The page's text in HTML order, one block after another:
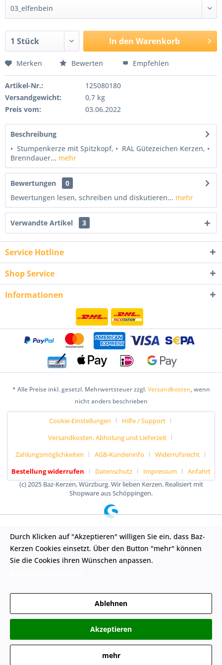
In den Warenkorb
Merken Bewerten Empfehlen
Artikel-Nr.:
125080180
Versandgewicht:
0,7 kg
Preis vom:
03.06.2022
Beschreibung
• Stumpenkerze mit Spitzkopf, • RAL Gütezeichen Kerzen, •
Brenndauer... mehr
Bewertungen
0
Bewertungen lesen, schreiben und diskutieren... mehr
Verwandte Artikel 3
Service Hotline
Shop Service
Informationen
* Alle Preise inkl. gesetzl. Mehrwertsteuer zzgl.Versandkosten, wenn
nicht anders beschrieben
Cookie-Einstellungen
Hilfe / Support
Versandkosten, Abholung und Lieferzeit
Zahlungsmöglichkeiten
AGB-Kundeninfo
Widerrufsrecht
Bestellung widerrufen
Datenschutz Impressum
Anfahrt
(c) 2025 Baz-Kerzen, Würzburg. Wir lieben Kerzen. Realisiert mit
Shopware aus Schöppingen.
Durch Klicken auf "Akzeptieren" willigen Sie ein, dass Baz-
Kerzen Cookies einsetzt. Über den Button "mehr" können
Sie die Cookies ihren Wünschen anpassen.
Ablehnen
Akzeptieren
mehr